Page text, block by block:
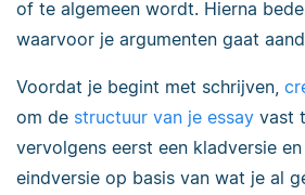
of te algemeen wordt. Hierna
waarvoor je argumenten gaat
Voordat je begint met schrijven,
om de structuur van je essay vast
vervolgens eerst een kladversie
eindversie op basis van wat je al